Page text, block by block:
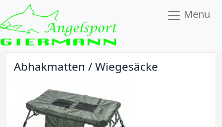
Menu
Abhakmatten / Wiegesäcke